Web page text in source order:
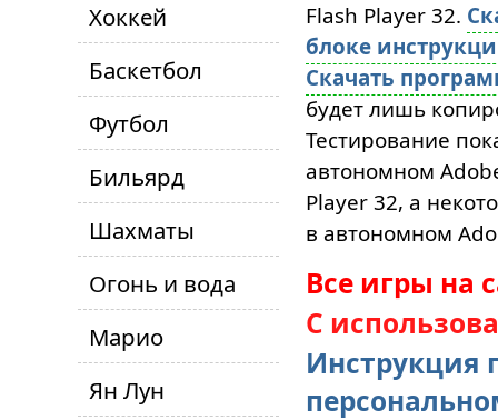
Хоккей
Баскетбол
Футбол
Бильярд
Шахматы
Огонь и вода
Марио
Ян Лун
Flash Player 32.
блоке
Скачать
будет лишь
Тестирование
автономном
Player 32, а
в автономном
Все игры на
С
Инструкция